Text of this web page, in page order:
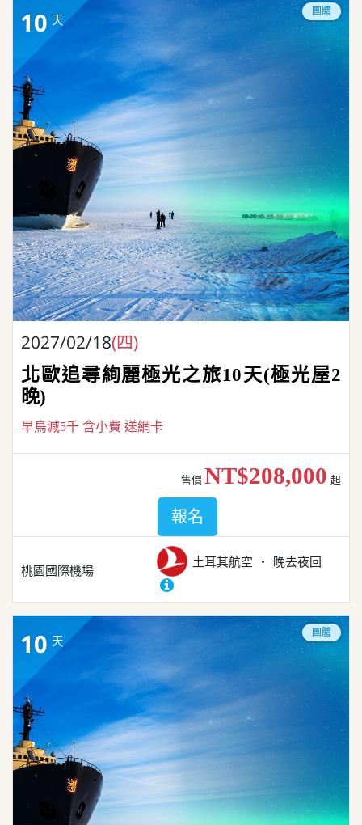
10 天
團體
2027/02/18(四)
北歐追尋絢麗極光之旅10天(極光屋2
晚)
早鳥減5千 含小費 送網卡
桃園國際機場
土耳其航空 晚去夜回
售價 NT$208,000 起
報名
10 天
團體